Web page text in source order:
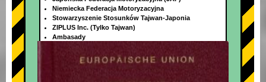
+
Niemiecka Federacja Motoryzacyjna
Stowarzyszenie Stosunków Tajwan-Japonia
ZIPLUS Inc. (Tylko Tajwan)
Ambasady